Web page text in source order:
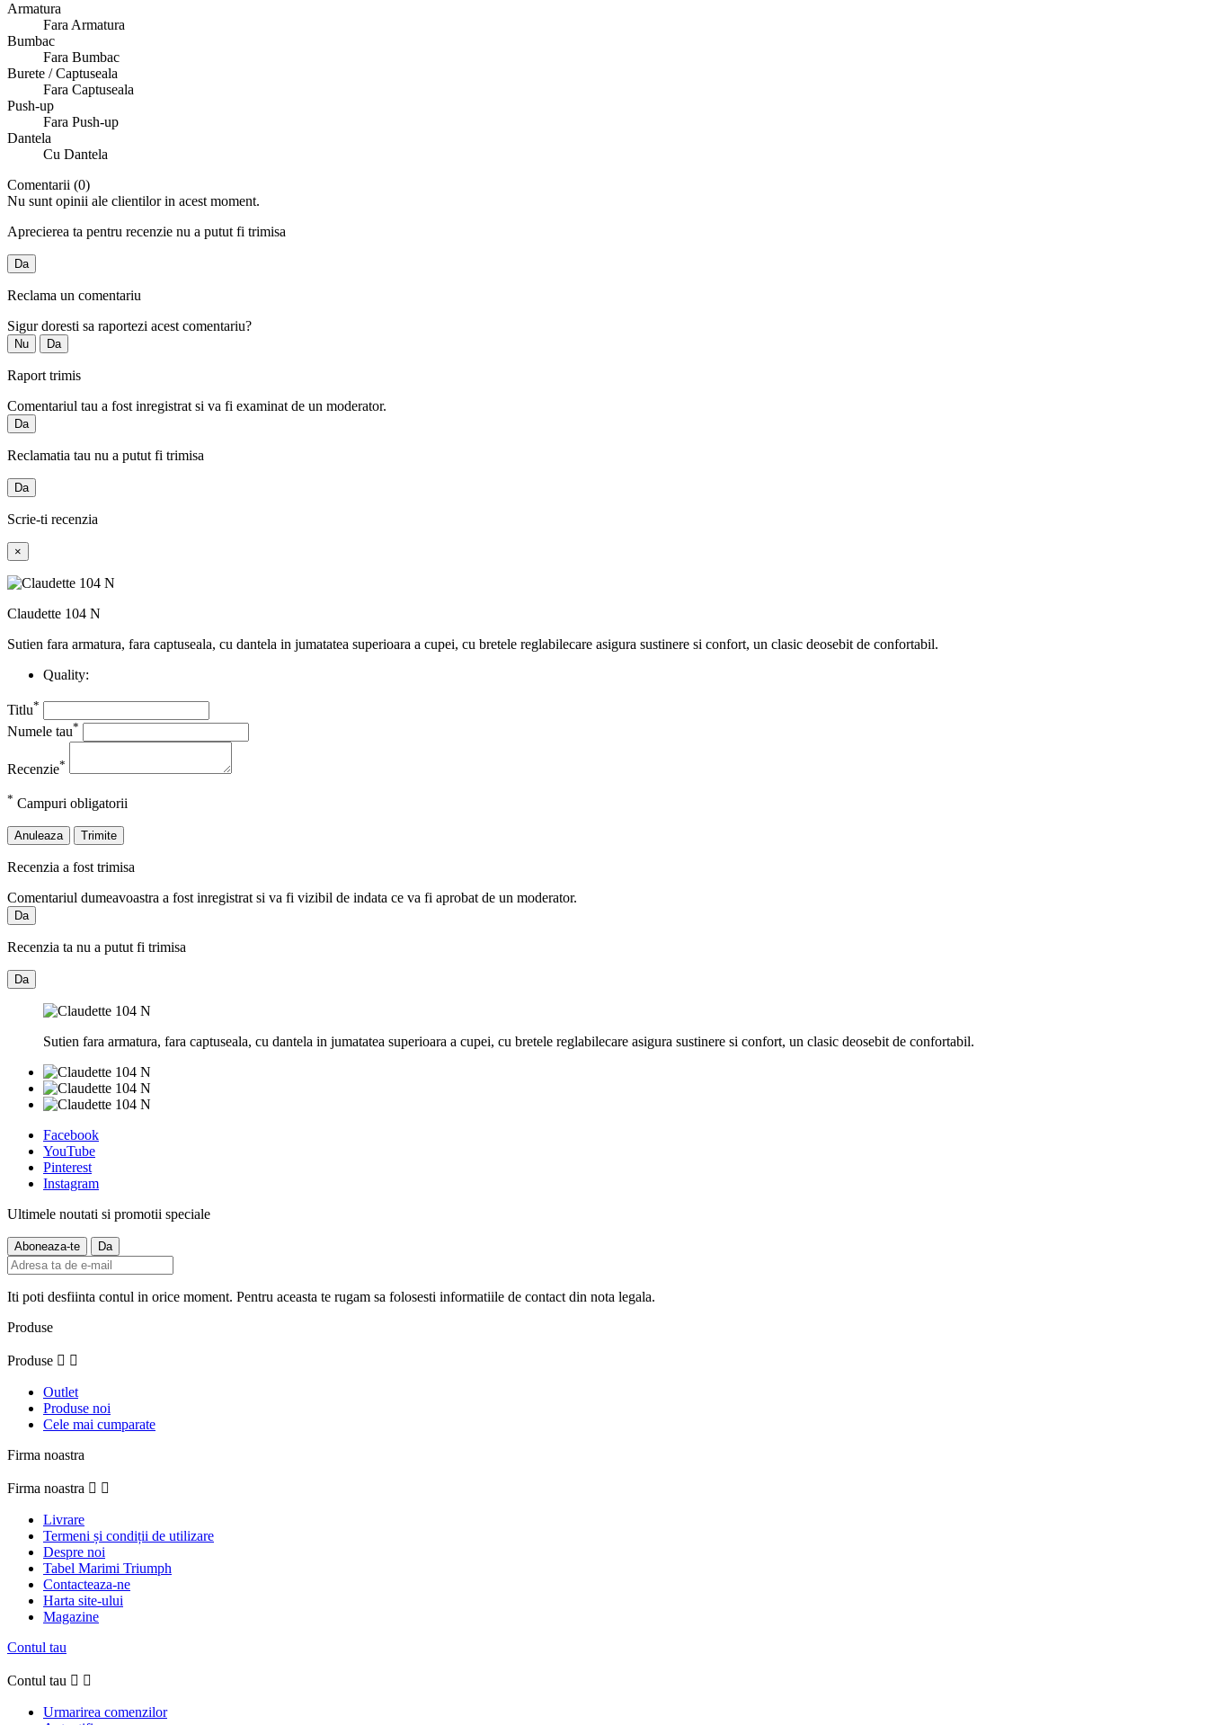
Armatura
Fara Armatura
Bumbac
Fara Bumbac
Burete / Captuseala
Fara Captuseala
Push-up
Fara Push-up
Dantela
Cu Dantela
Comentarii (0)
Nu sunt opinii ale clientilor in acest moment.
Aprecierea ta pentru recenzie nu a putut fi trimisa
Da
Reclama un comentariu
Sigur doresti sa raportezi acest comentariu?
Nu Da
Raport trimis
Comentariul tau a fost inregistrat si va fi examinat de un moderator.
Da
Reclamatia tau nu a putut fi trimisa
Da
Scrie-ti recenzia
×
Claudette 104 N
Sutien fara armatura, fara captuseala, cu dantela in jumatatea superioara a cupei, cu bretele reglabilecare asigura sustinere si confort, un clasic deosebit de confortabil.
Quality:
Titlu*
Numele tau*
Recenzie*
* Campuri obligatorii
Anuleaza Trimite
Recenzia a fost trimisa
Comentariul dumeavoastra a fost inregistrat si va fi vizibil de indata ce va fi aprobat de un moderator.
Da
Recenzia ta nu a putut fi trimisa
Da
Sutien fara armatura, fara captuseala, cu dantela in jumatatea superioara a cupei, cu bretele reglabilecare asigura sustinere si confort, un clasic deosebit de confortabil.
Facebook
YouTube
Pinterest
Instagram
Ultimele noutati si promotii speciale
Iti poti desfiinta contul in orice moment. Pentru aceasta te rugam sa folosesti informatiile de contact din nota legala.
Produse
Produse  
Outlet
Produse noi
Cele mai cumparate
Firma noastra
Firma noastra  
Livrare
Termeni și condiții de utilizare
Despre noi
Tabel Marimi Triumph
Contacteaza-ne
Harta site-ului
Magazine
Contul tau
Contul tau  
Urmarirea comenzilor